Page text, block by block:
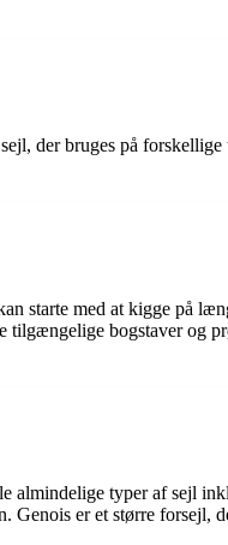
der bruges på
starte med at kigge på
bogstaver og
almindelige typer af sejl
Genois er et større forsejl,